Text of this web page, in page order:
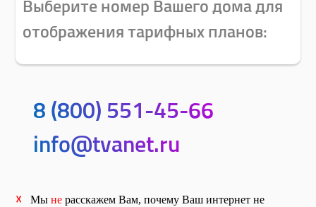
Выберите номер Вашего дома для
отображения тарифных планов:
8 (800) 551-45-66
info@tvanet.ru
☓ Мыне расскажем Вам, почему Ваш интернет не